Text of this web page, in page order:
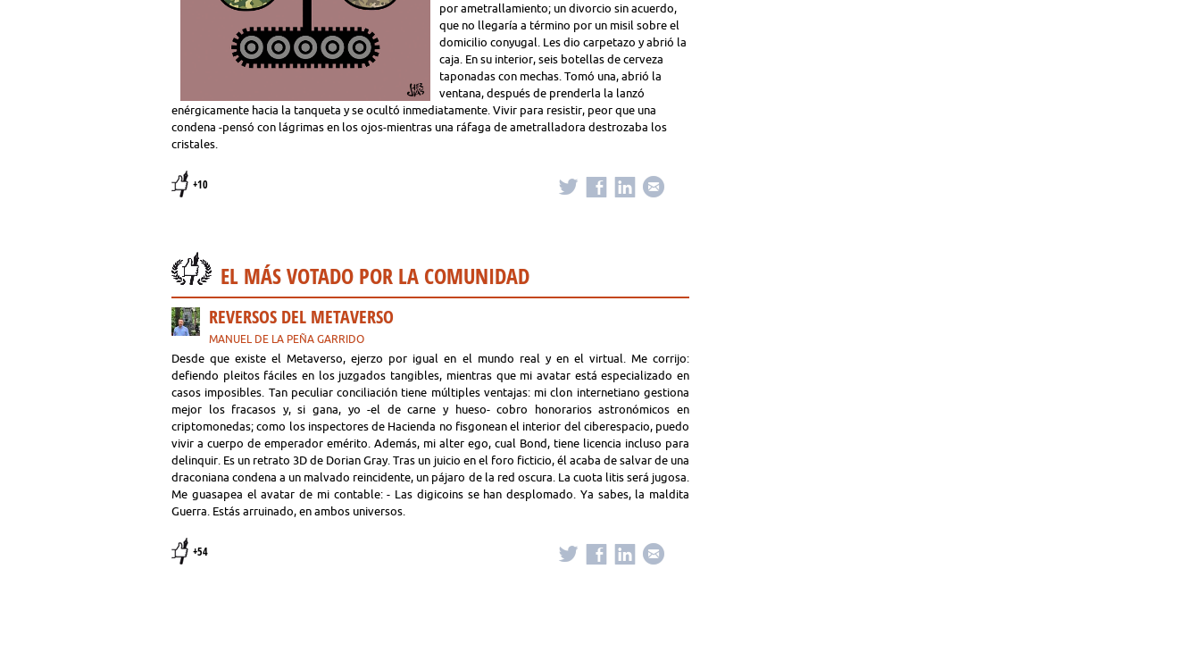
por ametrallamiento; un divorcio sin acuerdo,
que no llegaría a término por un misil sobre el
domicilio conyugal. Les dio carpetazo y abrió la
caja. En su interior, seis botellas de cerveza
taponadas con mechas. Tomó una, abrió la
ventana, después de prenderla la lanzó
enérgicamente hacia la tanqueta y se ocultó inmediatamente. Vivir para resistir, peor que una
condena -pensó con lágrimas en los ojos-mientras una ráfaga de ametralladora destrozaba los
cristales.
+10
EL MÁS VOTADO POR LA COMUNIDAD
REVERSOS DEL METAVERSO
MANUEL DE LA PEÑA GARRIDO
Desde que existe el Metaverso, ejerzo por igual en el mundo real y en el virtual. Me corrijo:
defiendo pleitos fáciles en los juzgados tangibles, mientras que mi avatar está especializado en
casos imposibles. Tan peculiar conciliación tiene múltiples ventajas: mi clon internetiano gestiona
mejor los fracasos y, si gana, yo -el de carne y hueso- cobro honorarios astronómicos en
criptomonedas; como los inspectores de Hacienda no fisgonean el interior del ciberespacio, puedo
vivir a cuerpo de emperador emérito. Además, mi alter ego, cual Bond, tiene licencia incluso para
delinquir. Es un retrato 3D de Dorian Gray. Tras un juicio en el foro ficticio, él acaba de salvar de una
draconiana condena a un malvado reincidente, un pájaro de la red oscura. La cuota litis será jugosa.
Me guasapea el avatar de mi contable: - Las digicoins se han desplomado. Ya sabes, la maldita
Guerra. Estás arruinado, en ambos universos.
+54